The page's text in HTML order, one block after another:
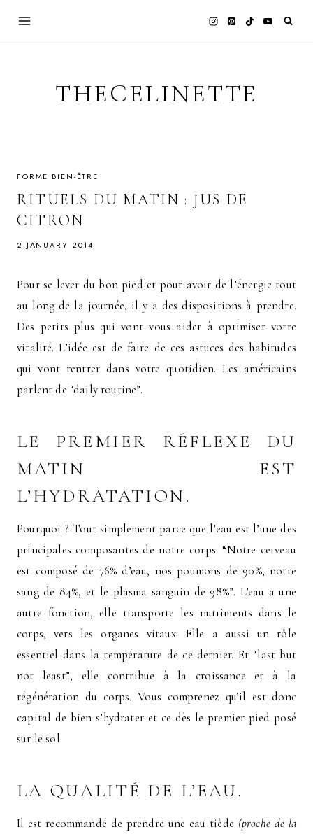
THECELINETTE
FORME BIEN-ÊTRE
RITUELS DU MATIN : JUS DE
CITRON
2 JANUARY 2014
Pour se lever du bon pied et pour avoir de l’énergie tout
au long de la journée, il y a des dispositions à prendre.
Des petits plus qui vont vous aider à optimiser votre
vitalité. L’idée est de faire de ces astuces des habitudes
qui vont rentrer dans votre quotidien. Les américains
parlent de “daily routine”.
LE PREMIER RÉFLEXE DU
MATIN EST
L’HYDRATATION.
Pourquoi ? Tout simplement parce que l’eau est l’une des
principales composantes de notre corps. “Notre cerveau
est composé de 76% d’eau, nos poumons de 90%, notre
sang de 84%, et le plasma sanguin de 98%”. L’eau a une
autre fonction, elle transporte les nutriments dans le
corps, vers les organes vitaux. Elle a aussi un rôle
essentiel dans la température de ce dernier. Et “last but
not least”, elle contribue à la croissance et à la
régénération du corps. Vous comprenez qu’il est donc
capital de bien s’hydrater et ce dès le premier pied posé
sur le sol.
LA QUALITÉ DE L’EAU.
Il est recommandé de prendre une eau tiède (proche de la